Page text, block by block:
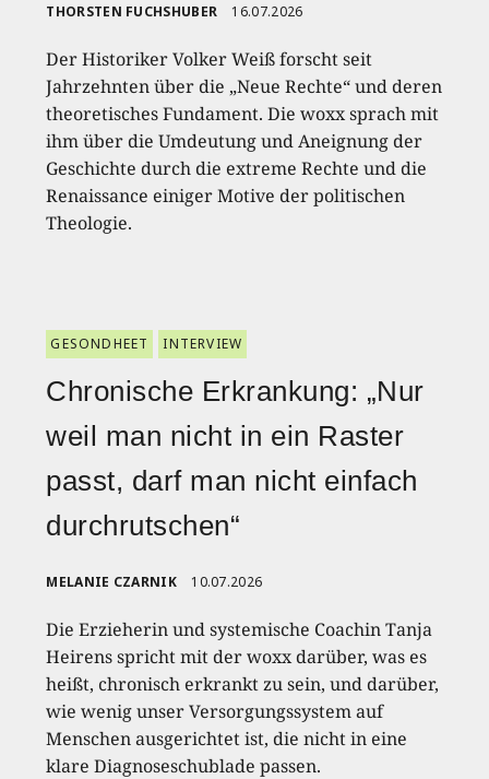
THORSTEN FUCHSHUBER 16.07.2026
Der Historiker Volker Weiß forscht seit
Jahrzehnten über die „Neue Rechte“ und deren
theoretisches Fundament. Die woxx sprach mit
ihm über die Umdeutung und Aneignung der
Geschichte durch die extreme Rechte und die
Renaissance einiger Motive der politischen
Theologie.
GESONDHEET INTERVIEW
Chronische Erkrankung: „Nur
weil man nicht in ein Raster
passt, darf man nicht einfach
durchrutschen“
MELANIE CZARNIK 10.07.2026
Die Erzieherin und systemische Coachin Tanja
Heirens spricht mit der woxx darüber, was es
heißt, chronisch erkrankt zu sein, und darüber,
wie wenig unser Versorgungssystem auf
Menschen ausgerichtet ist, die nicht in eine
klare Diagnoseschublade passen.